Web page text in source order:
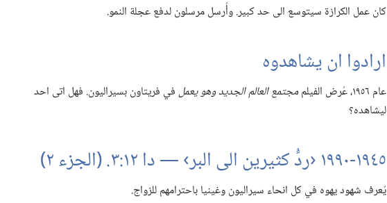
كان عمل الكرازة سيتوسع الى حد كبير.‏ وأُرسل مرسلون لدفع عجلة النمو.‏
ارادوا ان يشاهدوه
عام ١٩٥٦،‏ عُرض الفيلم مجتمع العالم الجديد وهو يعملفي فريتاون بسيراليون.‏ فهل اتى احد
ليشاهده؟‏
١٩٤٥-‏١٩٩٠ ‹ردُّ كثيرين الى البر› —‏ دا ١٢:‏٣.‏ (‏الجزء ٢)‏
يُعرف شهود يهوه في كل انحاء سيراليون وغينيا باحترامهم للزواج.‏